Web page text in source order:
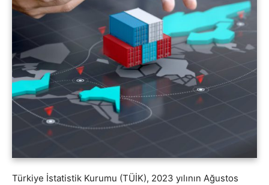
Türkiye İstatistik Kurumu (TÜİK), 2023 yılının Ağustos